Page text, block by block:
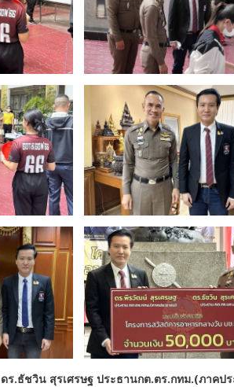
ร.ธัชวิน สุรเศรษฐ ประธานกต.ตร.กทม.(ภาค